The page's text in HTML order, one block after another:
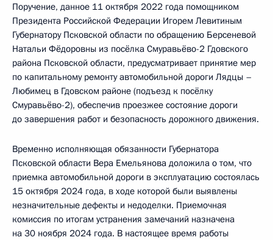
Поручение, данное 11 октября 2022 года помощником
Президента Российской Федерации Игорем Левитиным
Губернатору Псковской области по обращению Берсеневой
Натальи Фёдоровны из посёлка Смуравьёво-2 Гдовского
района Псковской области, предусматривает принятие мер
по капитальному ремонту автомобильной дороги Лядцы –
Любимец в Гдовском районе (подъезд к посёлку
Смуравьёво-2), обеспечив проезжее состояние дороги
до завершения работ и безопасность дорожного движения.
Временно исполняющая обязанности Губернатора
Псковской области Вера Емельянова доложила о том, что
приемка автомобильной дороги в эксплуатацию состоялась
15 октября 2024 года, в ходе которой были выявлены
незначительные дефекты и недоделки. Приемочная
комиссия по итогам устранения замечаний назначена
на 30 ноября 2024 года. В настоящее время работы